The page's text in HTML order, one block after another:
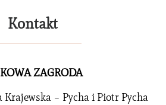
Kontakt
ZAGRODA
– Pycha i Piotr Pycha